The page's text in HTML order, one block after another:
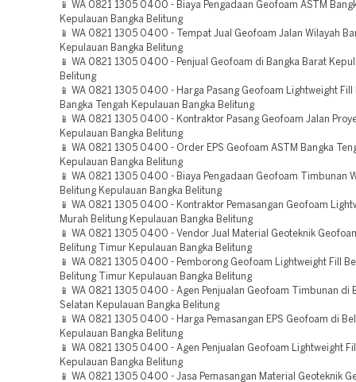
📱 WA 0821 1305 0400 - Biaya Pengadaan Geofoam ASTM
Kepulauan Bangka Belitung
📱 WA 0821 1305 0400 - Tempat Jual Geofoam Jalan Wilayah
Kepulauan Bangka Belitung
📱 WA 0821 1305 0400 - Penjual Geofoam di Bangka Barat
Belitung
📱 WA 0821 1305 0400 - Harga Pasang Geofoam Lightweight Fill
Bangka Tengah Kepulauan Bangka Belitung
📱 WA 0821 1305 0400 - Kontraktor Pasang Geofoam Jalan
Kepulauan Bangka Belitung
📱 WA 0821 1305 0400 - Order EPS Geofoam ASTM Bangka
Kepulauan Bangka Belitung
📱 WA 0821 1305 0400 - Biaya Pengadaan Geofoam Timbunan
Belitung Kepulauan Bangka Belitung
📱 WA 0821 1305 0400 - Kontraktor Pemasangan Geofoam
Murah Belitung Kepulauan Bangka Belitung
📱 WA 0821 1305 0400 - Vendor Jual Material Geoteknik
Belitung Timur Kepulauan Bangka Belitung
📱 WA 0821 1305 0400 - Pemborong Geofoam Lightweight Fill
Belitung Timur Kepulauan Bangka Belitung
📱 WA 0821 1305 0400 - Agen Penjualan Geofoam Timbunan di
Selatan Kepulauan Bangka Belitung
📱 WA 0821 1305 0400 - Harga Pemasangan EPS Geofoam di
Kepulauan Bangka Belitung
📱 WA 0821 1305 0400 - Agen Penjualan Geofoam Lightweight
Kepulauan Bangka Belitung
📱 WA 0821 1305 0400 - Jasa Pemasangan Material Geoteknik